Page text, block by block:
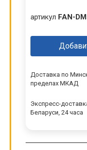
артикул FAN-
Доставка по
пределах МКАД
Экспресс-
Беларуси, 24 часа